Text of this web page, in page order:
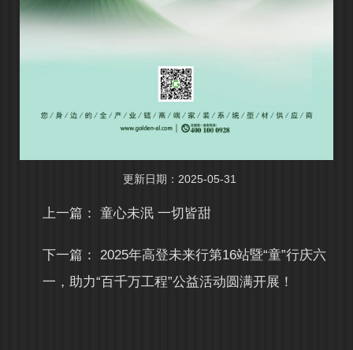
更新日期：2025-05-31
上一篇：童心未泯 一切皆甜
下一篇：2025年高登未来行第16站暨“童”行庆六
一，助力“百千万工程”公益活动圆满开展！